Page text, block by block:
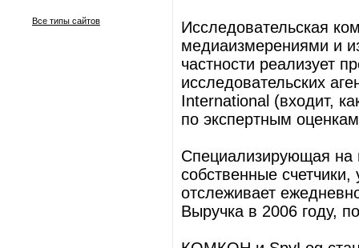
Все типы сайтов
Исследовательская
медиаизмерениями и
частности реализует
исследовательских
International (входит,
по экспертным
Специализирующая на
собственные
отслеживает
Выручка в 2006 году,